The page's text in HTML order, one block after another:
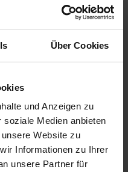
Über Cookies
und Anzeigen zu
soziale Medien anbieten
Website zu
Informationen zu Ihrer
unsere Partner für